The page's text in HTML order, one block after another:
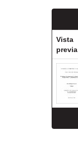
Vista
previa